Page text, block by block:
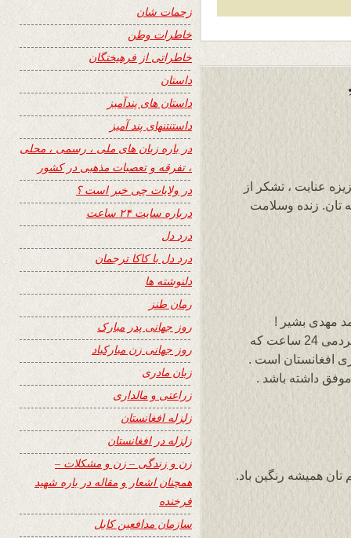
عنایت ، تشکر از
تان. زنده وسلامت
مهدی بشیر !
سپاسگزارم از نشر سروده درسایت وزین و مردمی 24 ساعت که
افغانستان است .
داشته باشد .
تان همیشه رنگین باد.
زحمات شان
خاطرات وطن
خاطراتی از فرهیختگان
داستان
داستان های پندآمیز
داستنتنهای پند آمیز
در باره زبان های ملی ، رسمی ، محلی
، تفرقه و تعصبات مذهبی در کشور
در ولایات چی خبر است ؟
درباره سایت ۲۴ ساعت
درد دل
درد دل با کاکا ترجمان
دلنوشته ها
رمان طنز
روز جهانی پدر مبارک
روز جهانی زن مبارکباد
زبان مادری
زراعتی و مالداری
زلزله افغانستان
زلزله در افغانستان
زن و زندگی – زن و مشکلات –
همچنان اشعار و مقاله در باره شهید
فرخنده
سازمان مدافعین کابل